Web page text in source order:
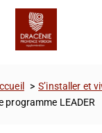
Passer
contenu
S’installer et
programme LEADER
Panneau de gestion